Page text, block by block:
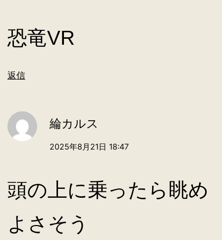
恐竜VR
返信
綸カルス
2025年8月21日 18:47
頭の上に乗ったら眺め
よさそう